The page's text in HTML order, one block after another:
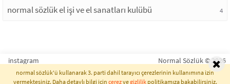
normal sözlük el işi ve el sanatları kulübü 4
instagram Normal Sözlük © 2026
normal sözlük'ü kullanarak 3. parti dahil tarayıcı çerezlerinin kullanımına izin
vermektesiniz. Daha detaylı bilgi için çerezvegizlilikpolitikamıza bakabilirsiniz.